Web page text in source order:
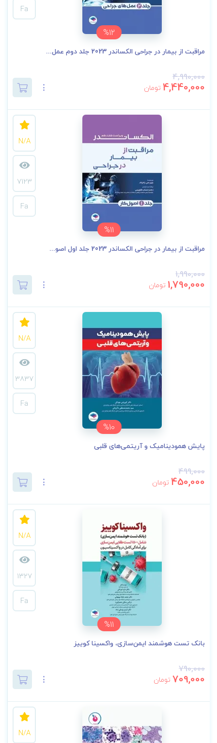
%12
Fa
مراقبت از بیمار در جراحی الکساندر 2023 جلد دوم عمل...
4,990,000
4,440,000 تومان
%11
N/A
7123
Fa
مراقبت از بیمار در جراحی الکساندر 2023 جلد اول اصو...
1,990,000
1,790,000 تومان
%10
N/A
3837
Fa
پایش همودینامیک و آریتمی‌های قلبی
499,000
450,000 تومان
%11
N/A
1327
Fa
بانک تست هوشمند ایمن‌سازی، واکسینا کوییز
790,000
709,000 تومان
N/A